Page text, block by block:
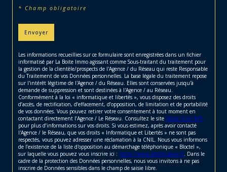
* Champ obligatoire
Envoyer
Les informations recueillies sur ce formulaire sont enregistrées dans un fichier
informatisé par La Boite Immo agissant comme Sous-traitant du traitement pour
la gestion de la clientèle/prospects de l'Agence / du Réseau qui reste Responsable
du Traitement de vos Données personnelles. La base légale du traitement repose
sur l'intérêt légitime de l'Agence / du Réseau. Elles sont conservées jusqu'à
demande de suppression et sont destinées à l'Agence / au Réseau.
Conformément à la loi « informatique et libertés », vous disposez des droits
d’accès, de rectification, d’effacement, d’opposition, de limitation et de portabilité
de vos données. Vous pouvez retirer votre consentement à tout moment en
contactant directement l’Agence / Le Réseau. Consultez le site https://cnil.fr/fr
pour plus d’informations sur vos droits. Si vous estimez, après avoir contacté
l'Agence / le Réseau, que vos droits « Informatique et Libertés » ne sont pas
respectés, vous pouvez adresser une réclamation à la CNIL. Nous vous informons
de l’existence de la liste d'opposition au démarchage téléphonique « Bloctel »,
sur laquelle vous pouvez vous inscrire ici : https://www.bloctel.gouv.fr. Dans le
cadre de la protection des Données personnelles, nous vous invitons à ne pas
inscrire de Données sensibles dans le champ de saisie libre.